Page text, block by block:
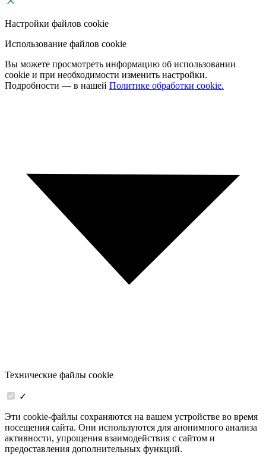
Настройки файлов cookie
Использование файлов cookie
Вы можете просмотреть информацию об использовании
cookie и при необходимости изменить настройки.
Подробности — в нашей Политике обработки cookie.
Технические файлы cookie
✓
Эти cookie-файлы сохраняются на вашем устройстве во время
посещения сайта. Они используются для анонимного анализа
активности, упрощения взаимодействия с сайтом и
предоставления дополнительных функций.